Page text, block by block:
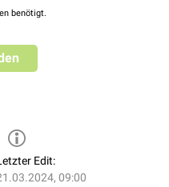
benötigt.
Edit:
09:00